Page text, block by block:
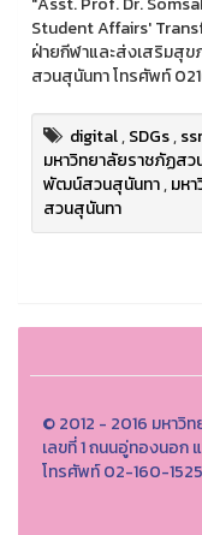
Student Affairs'
ฝ่ายกีฬาและส่งเสริมสุ
สวนสุนันทา โทรศัพท์
digital,SDGs,
มหาวิทยาลัยราชภัฏสว
พัฒน์สวนสุนันทา,มห
สวนสุนันทา
© 2012 - 2016 มหาวิ
เลขที่ 1 ถนนอู่ทองนอก
โทรศัพท์ 02-160-1525